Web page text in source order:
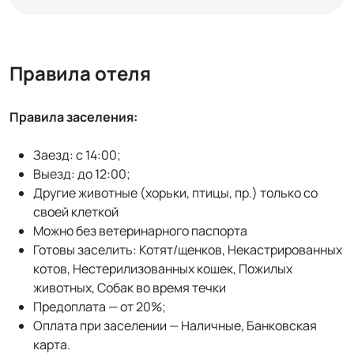
Правила отеля
Правила заселения:
Заезд: с 14:00;
Выезд: до 12:00;
Другие животные (хорьки, птицы, пр.) только со
своей клеткой
Можно без ветеринарного паспорта
Готовы заселить: Котят/щенков, Некастрированных
котов, Нестерилизованных кошек, Пожилых
животных, Собак во время течки
Предоплата — от 20%;
Оплата при заселении — Наличные, Банковская
карта.